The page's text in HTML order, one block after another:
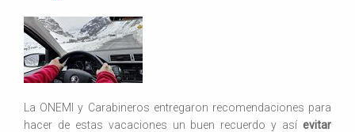
La ONEMI y Carabineros entregaron recomendaciones para
hacer de estas vacaciones un buen recuerdo y así evitar